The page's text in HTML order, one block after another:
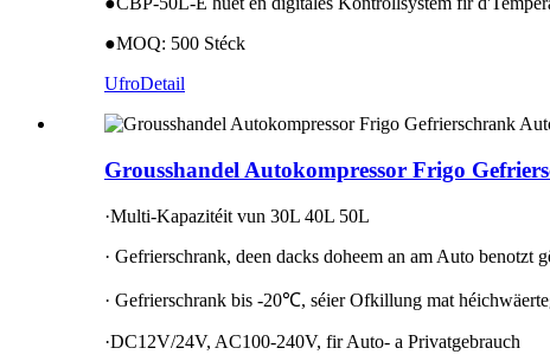
●MOQ: 500 Stéck
UfroDetail
Grousshandel Autokompressor Frigo
·Multi-Kapazitéit vun 30L 40L 50L
· Gefrierschrank, deen dacks doheem an am Auto benotzt
· Gefrierschrank bis -20℃, séier Ofkillung mat
·DC12V/24V, AC100-240V, fir Auto- a Privatgebrauch